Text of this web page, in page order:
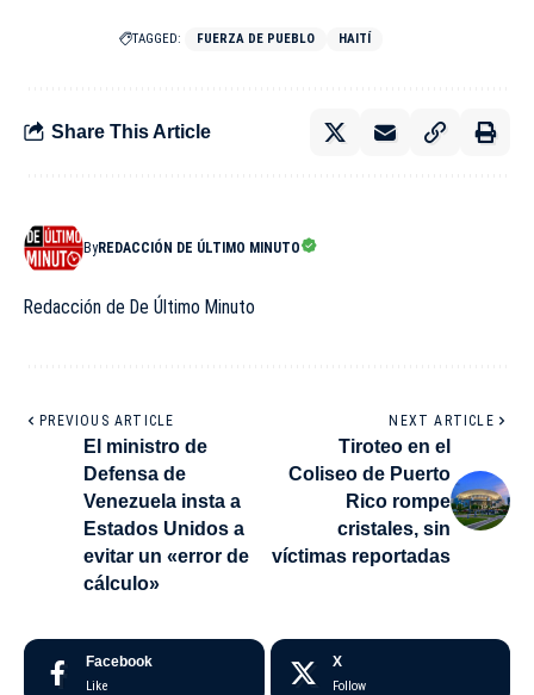
TAGGED: FUERZA DE PUEBLO HAITÍ
Share This Article
ByREDACCIÓN DE ÚLTIMO MINUTO
Redacción de De Último Minuto
PREVIOUS ARTICLE
El ministro de
Defensa de
Venezuela insta a
Estados Unidos a
evitar un «error de
cálculo»
NEXT ARTICLE
Tiroteo en el
Coliseo de Puerto
Rico rompe
cristales, sin
víctimas reportadas
Facebook
Like
X
Follow